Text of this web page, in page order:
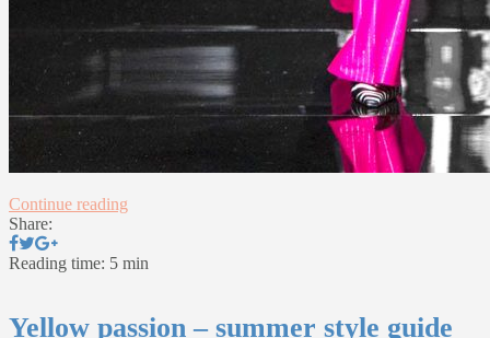
Continue reading
Share:
Reading time: 5 min
Yellow passion – summer style guide